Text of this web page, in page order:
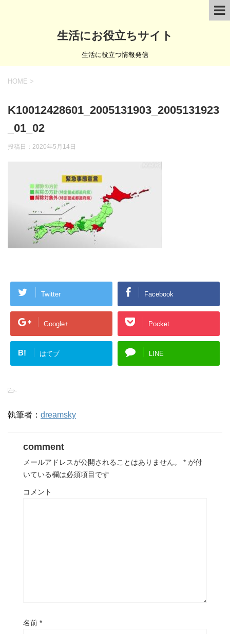
生活にお役立ちサイト
生活に役立つ情報発信
HOME >
K10012428601_2005131903_2005131923
_01_02
投稿日： 2020年5月14日
Twitter Facebook
Google+ Pocket
B! はてブ LINE
-
執筆者： dreamsky
comment
メールアドレスが公開されることはありません。 * が付
いている欄は必須項目です
コメント
名前 *